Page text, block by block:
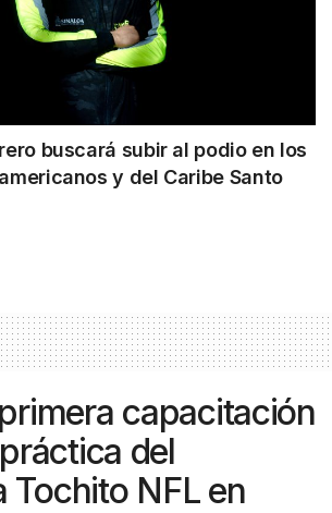
buscará subir al podio en los
y del Caribe Santo
capacitación
del
Tochito NFL en